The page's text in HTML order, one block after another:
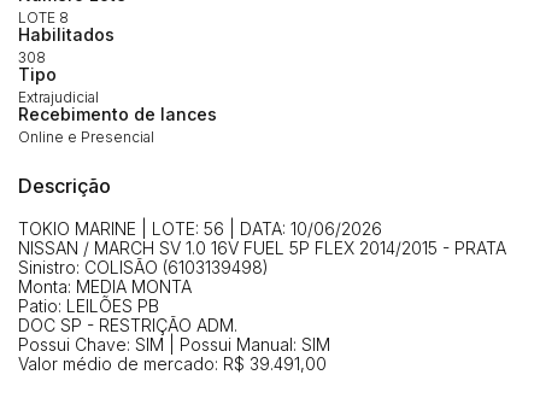
LOTE 8
Habilitados
308
Tipo
Extrajudicial
Recebimento de lances
Online e Presencial
Descrição
TOKIO MARINE | LOTE: 56 | DATA: 10/06/2026
NISSAN / MARCH SV 1.0 16V FUEL 5P FLEX 2014/2015 - PRATA
Sinistro: COLISÃO (6103139498)
Monta: MEDIA MONTA
Patio: LEILÕES PB
DOC SP - RESTRIÇÃO ADM.
Possui Chave: SIM | Possui Manual: SIM
Valor médio de mercado: R$ 39.491,00
Clique aqui para fazer login